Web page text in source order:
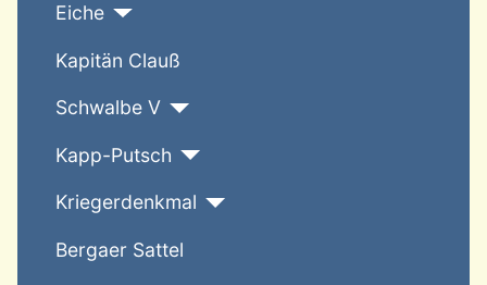
Eiche
Kapitän Clauß
Schwalbe V
Kapp-Putsch
Kriegerdenkmal
Bergaer Sattel